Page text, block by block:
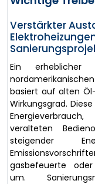
Verstärkter
Ein erheblicher
basiert auf alten
Wirkungsgrad.
veralteten
steigender
gasbefeuerte oder
um.